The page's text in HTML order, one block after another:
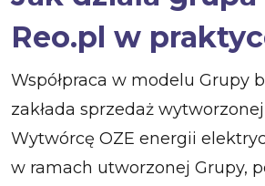
Reo.pl w
Współpraca w modelu Grupy
zakłada sprzedaż
Wytwórcę OZE energii
w ramach utworzonej Grupy,